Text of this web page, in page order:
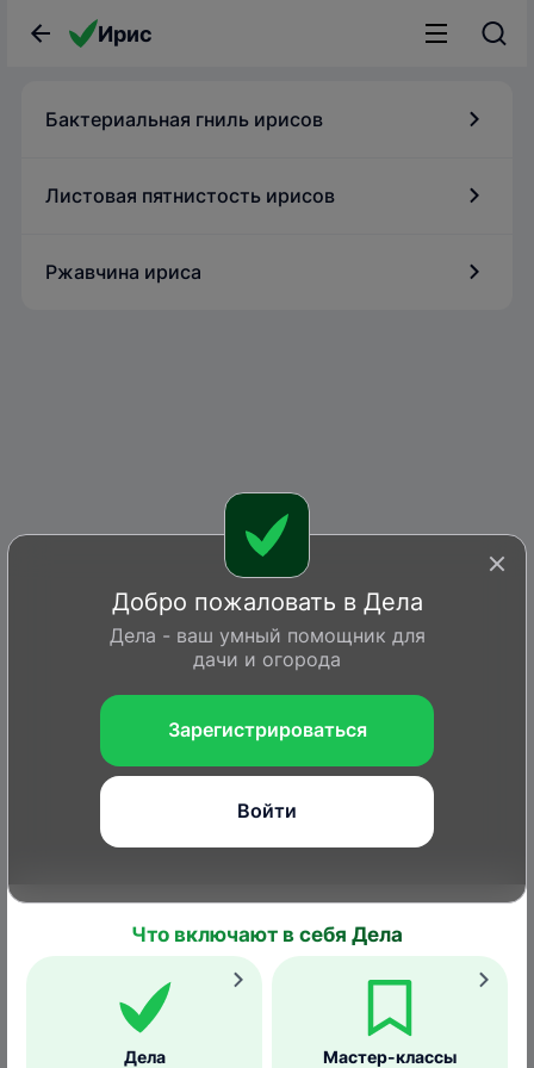
Ирис
Бактериальная гниль ирисов
Листовая пятнистость ирисов
Ржавчина ириса
Войти или Зарегистрироваться
Вопросы Статьи Справка
Добро пожаловать в Дела
Дела - ваш умный помощник для
дачи и огорода
Зарегистрироваться
Войти
Что включают в себя Дела
Дела Мастер-классы